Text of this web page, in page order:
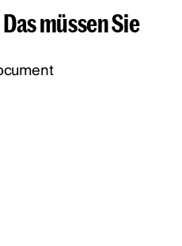
müssen Sie